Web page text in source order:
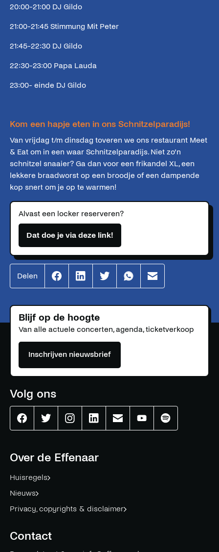
20:00-21:00 DJ Gildo
21:00-21:45 Stimmung Mit Peter
21:45-22:30 DJ Gildo
22:30-23:00 Papa Lauda
23:00- einde DJ Gildo
Kom een hapje eten in ons Schnitzelparadijs!
Van vrijdag t/m dinsdag toveren we ons restaurant Meet
& Eat om in een waar Schnitzelparadijs. Niet zo’n
schnitzel snaaier? Ga dan voor een frikandel XL, een
lekkere braadworst op een broodje of een dampende
kop snert om je op te warmen!
Alvast een locker reserveren?
Dat doe je via deze link!
Delen
Effenaar
op
Effenaar
op
Effenaar
op
Effenaar
op
Effenaar
op
Over de Effenaar
Huisregels
Nieuws
Privacy, copyrights & disclaimer
Contact
Blijf op de hoogte
Van alle actuele concerten, agenda, ticketverkoop
Inschrijven nieuwsbrief
Volg ons
EffenaarEffenaarEffenaarEffenaarEffenaarEffenaarEffenaar